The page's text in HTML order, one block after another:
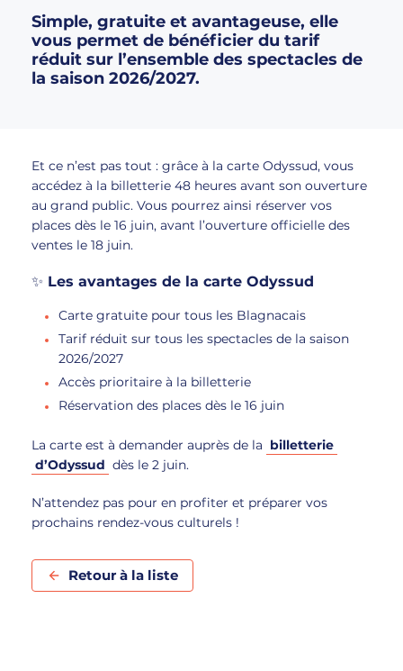
Simple, gratuite et avantageuse, elle
vous permet de bénéficier du tarif
réduit sur l’ensemble des spectacles de
la saison 2026/2027.
Et ce n’est pas tout : grâce à la carte Odyssud, vous
accédez à la billetterie 48 heures avant son ouverture
au grand public. Vous pourrez ainsi réserver vos
places dès le 16 juin, avant l’ouverture officielle des
ventes le 18 juin.
✨ Les avantages de la carte Odyssud
Carte gratuite pour tous les Blagnacais
Tarif réduit sur tous les spectacles de la saison
2026/2027
Accès prioritaire à la billetterie
Réservation des places dès le 16 juin
La carte est à demander auprès de la billetterie
d’Odyssud dès le 2 juin.
N’attendez pas pour en profiter et préparer vos
prochains rendez-vous culturels !
Retour à la liste